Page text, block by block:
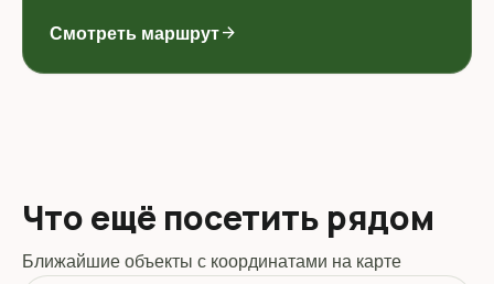
Смотреть маршрутarrow_forward
Что ещё посетить рядом
Ближайшие объекты с координатами на карте